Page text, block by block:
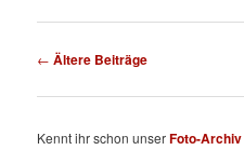
Beitragsnavigation
← Ältere Beiträge
Kennt ihr schon unserFoto-Archiv